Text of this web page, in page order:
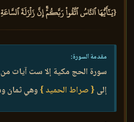
{يَـٰٓأَيُّهَا ٱلنَّاسُ ٱتَّقُواْ رَبَّكُمۡۚ إِنَّ زَلۡزَلَةَ
مقدمة السورة:
سورة الحج مكية إلا ست آيات من
إلى { صراط الحميد }وهي ثمان